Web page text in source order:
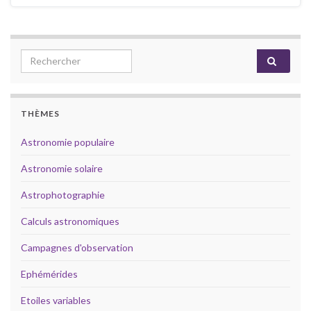
Search for:
THÈMES
Astronomie populaire
Astronomie solaire
Astrophotographie
Calculs astronomiques
Campagnes d'observation
Ephémérides
Etoiles variables